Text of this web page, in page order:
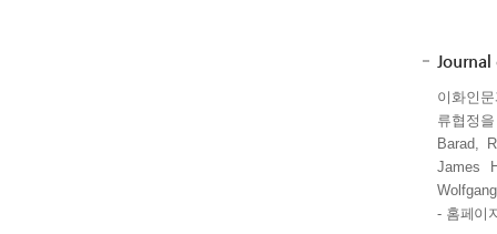
이화인
류협정
Barad,
James
- 홈페이